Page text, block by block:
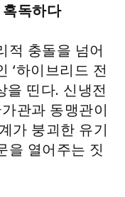
독하다
적 충돌을 넘어
‘하이브리드 전
띤다. 신냉전
관과 동맹관이
가 붕괴한 유기
을 열어주는 짓